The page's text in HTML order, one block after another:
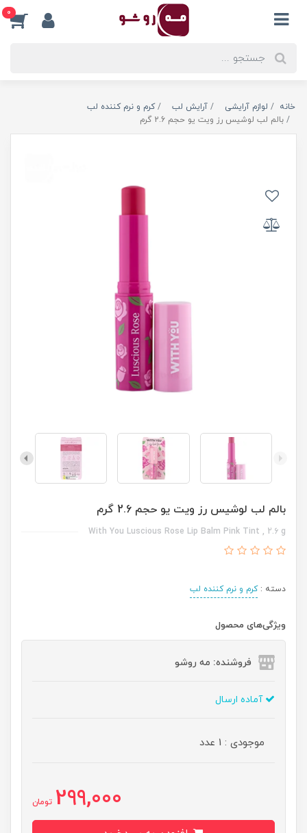
0
خانه لوازم آرایشی آرایش لب
کرم و نرم کننده لب
بالم لب لوشیس رز ویت یو حجم 2.6 گرم
بالم لب لوشیس رز ویت یو حجم 2.6 گرم
With You Luscious Rose Lip Balm Pink Tint , 2.6 g
دسته :کرم و نرم کننده لب
ویژگی‌های محصول
فروشنده: مه رو‌شو
آماده ارسال
موجودی : 1 عدد
299,000 تومان